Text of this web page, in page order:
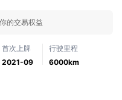
的交易权益
首次上牌
2021-09
行驶里程
6000km